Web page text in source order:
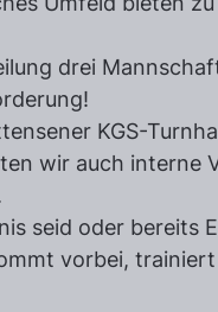
drei
KGS-
wir auch interne
seid oder
vorbei,